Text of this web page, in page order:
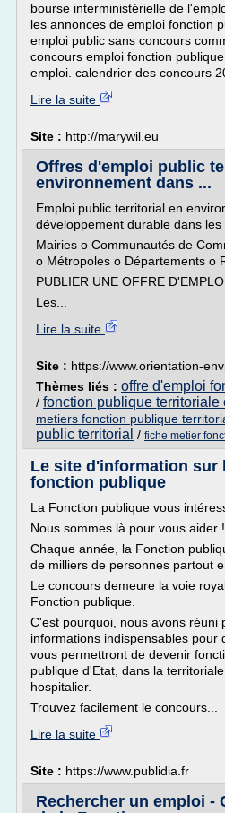
bourse interministérielle de
les annonces de emploi fonction
emploi public sans concours
concours emploi fonction
emploi. calendrier des concours
Lire la suite
Site : http://marywil.eu
Offres d'emploi public
environnement dans ...
Emploi public territorial en
développement durable dans les
Mairies o Communautés de
o Métropoles o Départements o
PUBLIER UNE OFFRE
Les...
Lire la suite
Site : https://www.orientation-
Thèmes liés : offre d'emploi
/ fonction publique territoriale
metiers fonction publique
public territorial / fiche metier
Le site d'information sur
fonction publique
La Fonction publique vous
Nous sommes là pour vous aider !
Chaque année, la Fonction
de milliers de personnes partout
Le concours demeure la voie
Fonction publique.
C'est pourquoi, nous avons réuni
informations indispensables pour
vous permettront de devenir
publique d'Etat, dans la
hospitalier.
Trouvez facilement le concours...
Lire la suite
Site : https://www.publidia.fr
Rechercher un emploi -